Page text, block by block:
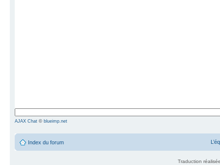
AJAX Chat © blueimp.net
Index du forum
Traduction